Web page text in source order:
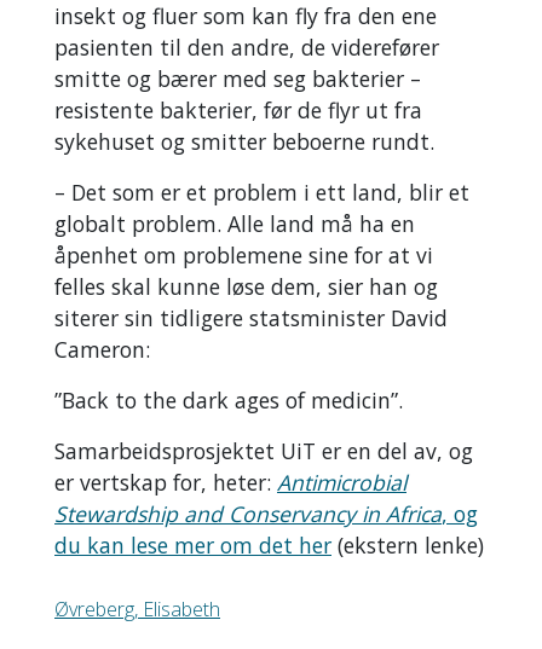
insekt og fluer som kan fly fra den ene
pasienten til den andre, de viderefører
smitte og bærer med seg bakterier –
resistente bakterier, før de flyr ut fra
sykehuset og smitter beboerne rundt.
– Det som er et problem i ett land, blir et
globalt problem. Alle land må ha en
åpenhet om problemene sine for at vi
felles skal kunne løse dem, sier han og
siterer sin tidligere statsminister David
Cameron:
”Back to the dark ages of medicin”.
Samarbeidsprosjektet UiT er en del av, og
er vertskap for, heter: Antimicrobial
Stewardship and Conservancy in Africa, og
du kan lese mer om det her (ekstern lenke)
Øvreberg, Elisabeth